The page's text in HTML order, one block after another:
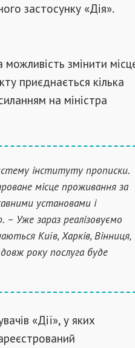
застосунку «Дія».
змінити
приєднається кілька
на міністра
інституту прописки.
місце проживання за
установами і
– Уже зараз реалізовуємо
Київ, Харків, Вінниця,
року послуга буде
«Дії», у яких